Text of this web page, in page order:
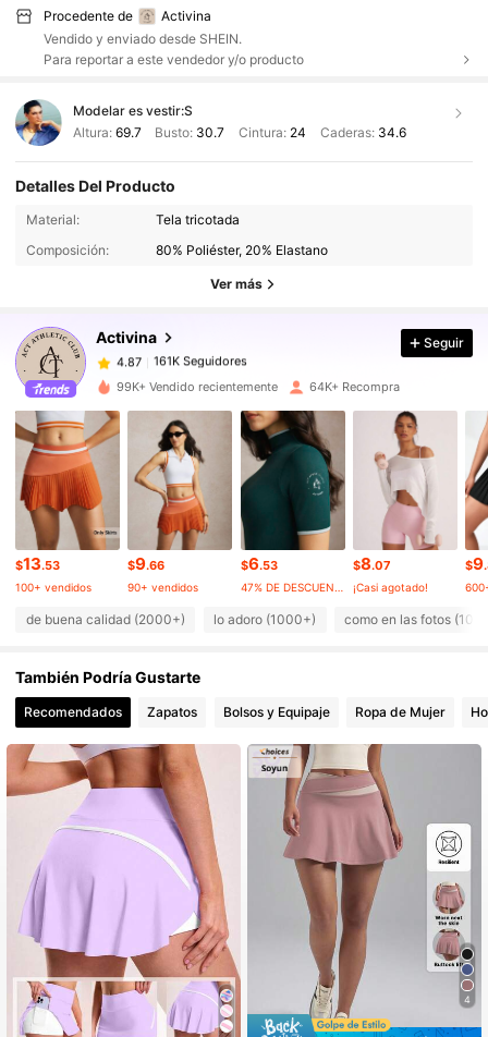
Procedente de
Activina
Vendido y enviado desde SHEIN.
Para reportar a este vendedor y/o producto
Modelar es vestir:S
Altura: 69.7 Busto: 30.7 Cintura: 24 Caderas: 34.6
Detalles Del Producto
Material:
Tela tricotada
Composición:
80% Poliéster, 20% Elastano
Ver más
Activina
161K Seguidores
161K Seguidores
161K Seguidores
1***8 pagóHace 1 día
4.87 161K Seguidores
4.87 161K Seguidores
4.87 161K Seguidores
4.87 161K Seguidores
4.87 161K Seguidores
4.87 161K Seguidores
161K Seguidores
4.87 161K Seguidores
Seguir
99K+ Vendido recientemente 64K+ Recompra
$13.53
100+ vendidos
$9.66
90+ vendidos
$6.53
47% DE DESCUENTO
$8.07
¡Casi agotado!
$9
de buena calidad (2000+) lo adoro (1000+) como en las fotos
También Podría Gustarte
Recomendados Zapatos Bolsos y Equipaje Ropa de Mujer
4